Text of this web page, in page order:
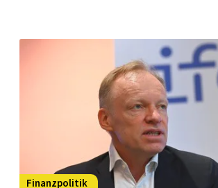
Finanzpolitik